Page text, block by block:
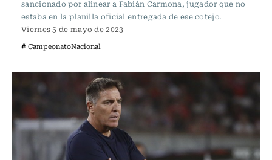
sancionado por alinear a Fabián Carmona, jugador que no
estaba en la planilla oficial entregada de ese cotejo.
Viernes 5 de mayo de 2023
# CampeonatoNacional